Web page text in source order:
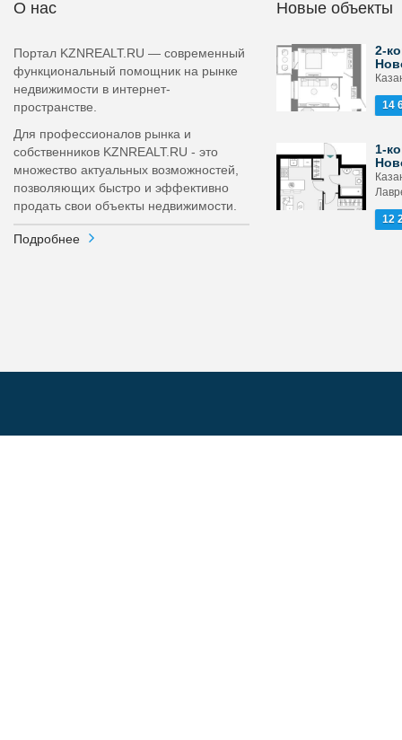
О нас
Портал KZNREALT.RU — современный
функциональный помощник на рынке
недвижимости в интернет-
пространстве.
Для профессионалов рынка и
собственников KZNREALT.RU - это
множество актуальных возможностей,
позволяющих быстро и эффективно
продать свои объекты недвижимости.
Подробнее
Новые объекты
2-
14
1-
12